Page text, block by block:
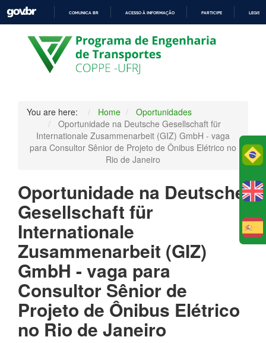
PARA
O
CONTEÚDO
COMUNICA BR ACESSO À INFORMAÇÃO PARTICIPE
You are here: Home
Oportunidades
Oportunidade na Deutsche Gesellschaft für
Internationale Zusammenarbeit (GIZ) GmbH - vaga
para Consultor Sênior de Projeto de Ônibus Elétrico no
Rio de Janeiro
Oportunidade na Deutsche
Gesellschaft für
Internationale
Zusammenarbeit (GIZ)
GmbH - vaga para
Consultor Sênior de
Projeto de Ônibus Elétrico
no Rio de Janeiro